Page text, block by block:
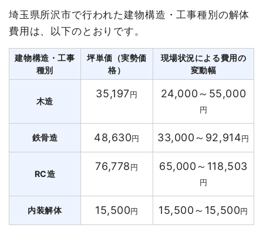
埼玉県所沢市で行われた建物構造・工事種別の解体
費用は、以下のとおりです。
建物構造・工事
種別
坪単価（実勢価
格）
現場状況による費用の
変動幅
木造
35,197円 24,000～55,000
円
鉄骨造 48,630円 33,000～92,914円
RC造
76,778円 65,000～118,503
円
内装解体 15,500円 15,500～15,500円